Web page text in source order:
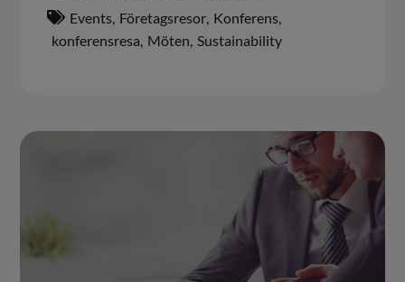
Events Företagsresor Konferens
konferensresa Möten Sustainability